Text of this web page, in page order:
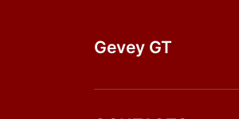
Gevey GT